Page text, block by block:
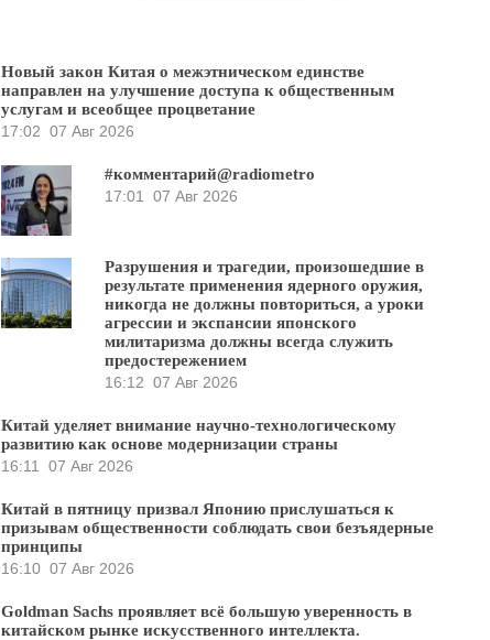
Новый закон Китая о межэтническом единстве
направлен на улучшение доступа к общественным
услугам и всеобщее процветание
17:02 07 Авг 2026
#комментарий@radiometro
17:01
07 Авг 2026
Разрушения и трагедии, произошедшие в
результате применения ядерного оружия,
никогда не должны повториться, а уроки
агрессии и экспансии японского
милитаризма должны всегда служить
предостережением
16:12 07 Авг 2026
Китай уделяет внимание научно-технологическому
развитию как основе модернизации страны
16:11
07 Авг 2026
Китай в пятницу призвал Японию прислушаться к
призывам общественности соблюдать свои безъядерные
принципы
16:10 07 Авг 2026
Goldman Sachs проявляет всё большую уверенность в
китайском рынке искусственного интеллекта.